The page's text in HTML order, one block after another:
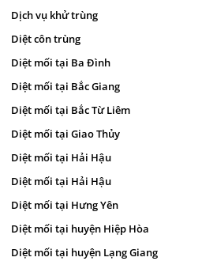
Dịch vụ khử trùng
Diệt côn trùng
Diệt mối tại Ba Đình
Diệt mối tại Bắc Giang
Diệt mối tại Bắc Từ Liêm
Diệt mối tại Giao Thủy
Diệt mối tại Hải Hậu
Diệt mối tại Hải Hậu
Diệt mối tại Hưng Yên
Diệt mối tại huyện Hiệp Hòa
Diệt mối tại huyện Lạng Giang